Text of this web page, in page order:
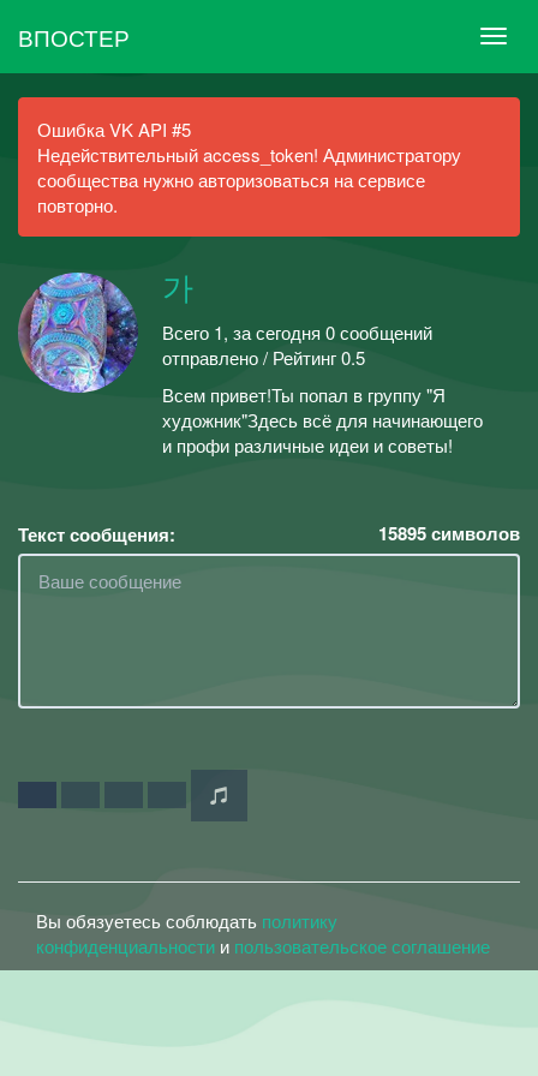
ВПОСТЕР
Ошибка VK API #5
Недействительный access_token! Администратору
сообщества нужно авторизоваться на сервисе
повторно.
가
Всего 1, за сегодня 0 сообщений
отправлено / Рейтинг 0.5
Всем привет!Ты попал в группу "Я
художник"Здесь всё для начинающего
и профи различные идеи и советы!
Текст сообщения: 15895символов
Вы обязуетесь соблюдать политику
конфиденциальности и пользовательское соглашение